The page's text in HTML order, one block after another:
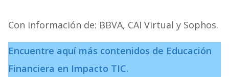
Con información de: BBVA, CAI Virtual y Sophos.
Encuentre aquí más contenidos de Educación
Financiera en Impacto TIC.